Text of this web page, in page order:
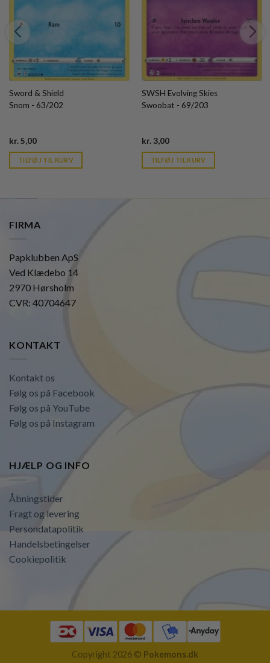
Sword & Shield
Snom - 63/202
kr.5,00Current
is:
kr. 39,95.
TILFØJ TIL KURV
SWSH Evolving Skies
Swoobat - 69/203
kr.3,00Current
is:
kr. 39,95.
TILFØJ TIL KURV
FIRMA
Papklubben ApS
Ved Klædebo 14
2970 Hørsholm
CVR: 40704647
KONTAKT
Kontakt os
Følg os på Facebook
Følg os på YouTube
Følg os på Instagram
HJÆLP OG INFO
Åbningstider
Fragt og levering
Persondatapolitik
Handelsbetingelser
Cookiepolitik
Copyright 2026 © Pokemons.dk